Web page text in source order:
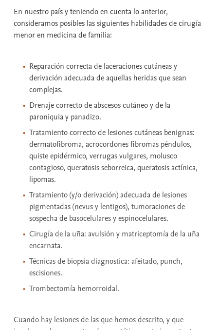
En nuestro país y teniendo en cuenta lo anterior,
consideramos posibles las siguientes habilidades de cirugía
menor en medicina de familia:
Reparación correcta de laceraciones cutáneas y
derivación adecuada de aquellas heridas que sean
complejas.
Drenaje correcto de abscesos cutáneo y de la
paroniquia y panadizo.
Tratamiento correcto de lesiones cutáneas benignas:
dermatofibroma, acrocordones fibromas péndulos,
quiste epidérmico, verrugas vulgares, molusco
contagioso, queratosis seborreica, queratosis actínica,
lipomas.
Tratamiento (y/o derivación) adecuada de lesiones
pigmentadas (nevus y lentigos), tumoraciones de
sospecha de basocelulares y espinocelulares.
Cirugía de la uña: avulsión y matriceptomía de la uña
encarnata.
Técnicas de biopsia diagnostica: afeitado, punch,
escisiones.
Trombectomía hemorroidal.
Cuando hay lesiones de las que hemos descrito, y que